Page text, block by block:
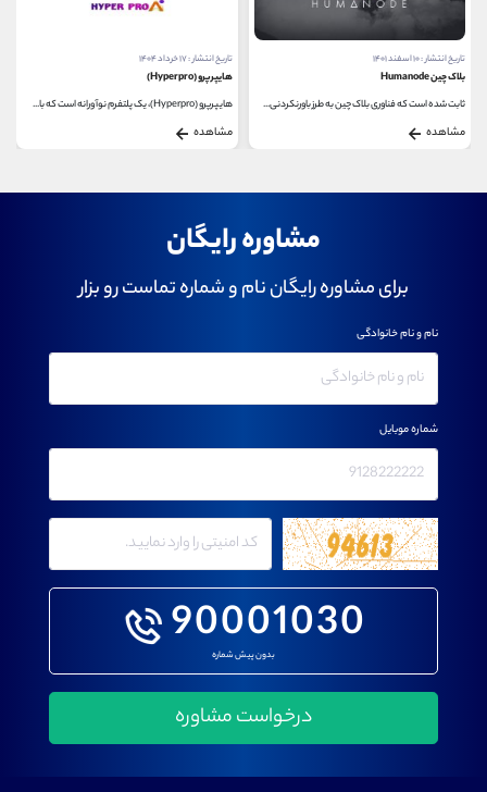
تاریخ انتشار : ۱۰ اسفند ۱۴۰۱
بلاک چین Humanode
ثابت شده است که فناوری بلاک چین به طرز باورنکردنی...
مشاهده
تاریخ انتشار : ۱۷ خرداد ۱۴۰۴
هایپرپرو (Hyperpro)
هایپرپرو (Hyperpro)، یک پلتفرم نوآورانه است که با...
مشاهده
مشاوره رایگان
برای مشاوره رایگان نام و شماره تماست رو بزار
90001030
بدون پیش شماره
نام و نام خانوادگی
شماره موبایل